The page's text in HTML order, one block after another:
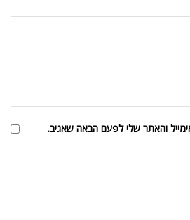
והאתר שלי לפעם הבאה שאגיב.